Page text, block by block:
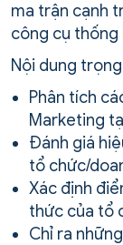
ma trận cạnh
công cụ thống
Nội dung
Phân tích
Marketing
Đánh giá
tổ chức/
Xác định
thức của tổ
Chỉ ra